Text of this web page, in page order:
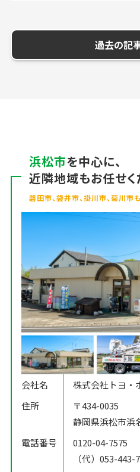
過去の記
浜松市を中心に、
近隣地域もお任せく
磐田市、袋井市、掛川市、菊川市
会社名
株式会社トヨ・
住所
〒434-0035
静岡県浜松市浜
電話番号
0120-04-7575
（代）053-443-